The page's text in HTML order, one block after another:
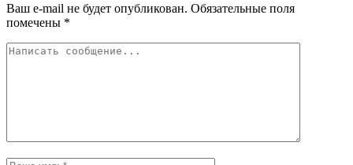
Ваш e-mail не будет опубликован. Обязательные поля
помечены *